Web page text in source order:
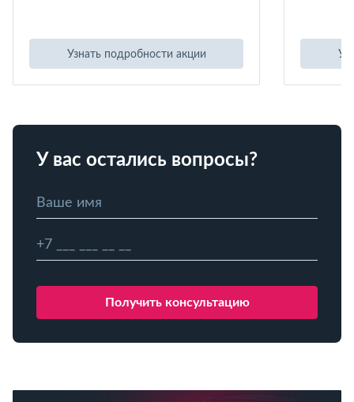
Узнать подробности акции
У вас остались вопросы?